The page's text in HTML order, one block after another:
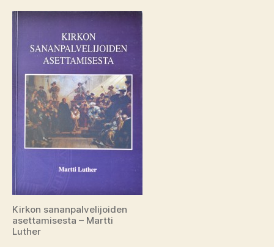
Kirkon sananpalvelijoiden
asettamisesta – Martti
Luther